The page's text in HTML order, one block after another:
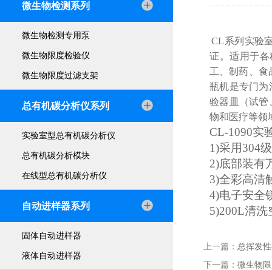
微生物检测系列
微生物检测专用泵
微生物限度检验仪
微生物限度过滤支架
总有机碳分析仪系列
实验室型总有机碳分析仪
总有机碳分析模块
在线型总有机碳分析仪
自动进样器系列
固体自动进样器
液体自动进样器
CL系列实验
证。适用于
工、制药、食
瓶机是专门为
验器皿（试管
物和医疗等领
CL-1090实
1)采用304
2)底部装有
3)全彩高清
4)电子安全
5)200L清洗
上一篇： 总挥发
下一篇： 微生物